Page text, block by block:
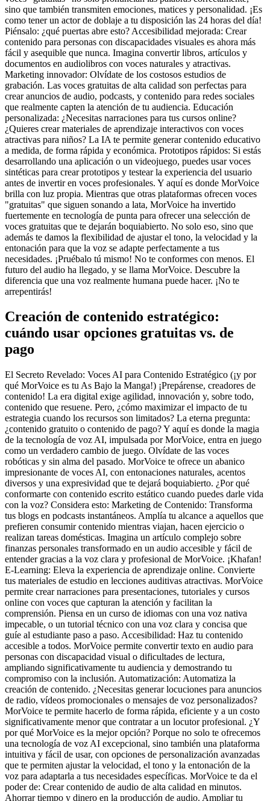
sino que también transmiten emociones, matices y personalidad. ¡Es
como tener un actor de doblaje a tu disposición las 24 horas del día!
Piénsalo: ¿qué puertas abre esto? Accesibilidad mejorada: Crear
contenido para personas con discapacidades visuales es ahora más
fácil y asequible que nunca. Imagina convertir libros, artículos y
documentos en audiolibros con voces naturales y atractivas.
Marketing innovador: Olvídate de los costosos estudios de
grabación. Las voces gratuitas de alta calidad son perfectas para
crear anuncios de audio, podcasts, y contenido para redes sociales
que realmente capten la atención de tu audiencia. Educación
personalizada: ¿Necesitas narraciones para tus cursos online?
¿Quieres crear materiales de aprendizaje interactivos con voces
atractivas para niños? La IA te permite generar contenido educativo
a medida, de forma rápida y económica. Prototipos rápidos: Si estás
desarrollando una aplicación o un videojuego, puedes usar voces
sintéticas para crear prototipos y testear la experiencia del usuario
antes de invertir en voces profesionales. Y aquí es donde MorVoice
brilla con luz propia. Mientras que otras plataformas ofrecen voces
"gratuitas" que siguen sonando a lata, MorVoice ha invertido
fuertemente en tecnología de punta para ofrecer una selección de
voces gratuitas que te dejarán boquiabierto. No solo eso, sino que
además te damos la flexibilidad de ajustar el tono, la velocidad y la
entonación para que la voz se adapte perfectamente a tus
necesidades. ¡Pruébalo tú mismo! No te conformes con menos. El
futuro del audio ha llegado, y se llama MorVoice. Descubre la
diferencia que una voz realmente humana puede hacer. ¡No te
arrepentirás!
Creación de contenido estratégico:
cuándo usar opciones gratuitas vs. de
pago
El Secreto Revelado: Voces AI para Contenido Estratégico (¡y por
qué MorVoice es tu As Bajo la Manga!) ¡Prepárense, creadores de
contenido! La era digital exige agilidad, innovación y, sobre todo,
contenido que resuene. Pero, ¿cómo maximizar el impacto de tu
estrategia cuando los recursos son limitados? La eterna pregunta:
¿contenido gratuito o contenido de pago? Y aquí es donde la magia
de la tecnología de voz AI, impulsada por MorVoice, entra en juego
como un verdadero cambio de juego. Olvídate de las voces
robóticas y sin alma del pasado. MorVoice te ofrece un abanico
impresionante de voces AI, con entonaciones naturales, acentos
diversos y una expresividad que te dejará boquiabierto. ¿Por qué
conformarte con contenido escrito estático cuando puedes darle vida
con la voz? Considera esto: Marketing de Contenido: Transforma
tus blogs en podcasts instantáneos. Amplía tu alcance a aquellos que
prefieren consumir contenido mientras viajan, hacen ejercicio o
realizan tareas domésticas. Imagina un artículo complejo sobre
finanzas personales transformado en un audio accesible y fácil de
entender gracias a la voz clara y profesional de MorVoice. ¡Khafan!
E-Learning: Eleva la experiencia de aprendizaje online. Convierte
tus materiales de estudio en lecciones auditivas atractivas. MorVoice
permite crear narraciones para presentaciones, tutoriales y cursos
online con voces que capturan la atención y facilitan la
comprensión. Piensa en un curso de idiomas con una voz nativa
impecable, o un tutorial técnico con una voz clara y concisa que
guíe al estudiante paso a paso. Accesibilidad: Haz tu contenido
accesible a todos. MorVoice permite convertir texto en audio para
personas con discapacidad visual o dificultades de lectura,
ampliando significativamente tu audiencia y demostrando tu
compromiso con la inclusión. Automatización: Automatiza la
creación de contenido. ¿Necesitas generar locuciones para anuncios
de radio, vídeos promocionales o mensajes de voz personalizados?
MorVoice te permite hacerlo de forma rápida, eficiente y a un costo
significativamente menor que contratar a un locutor profesional. ¿Y
por qué MorVoice es la mejor opción? Porque no solo te ofrecemos
una tecnología de voz AI excepcional, sino también una plataforma
intuitiva y fácil de usar, con opciones de personalización avanzadas
que te permiten ajustar la velocidad, el tono y la entonación de la
voz para adaptarla a tus necesidades específicas. MorVoice te da el
poder de: Crear contenido de audio de alta calidad en minutos.
Ahorrar tiempo y dinero en la producción de audio. Ampliar tu